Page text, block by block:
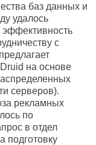
баз данных и
удалось
эффективность
с
на основе
серверов).
рекламных
по
в отдел
подготовку